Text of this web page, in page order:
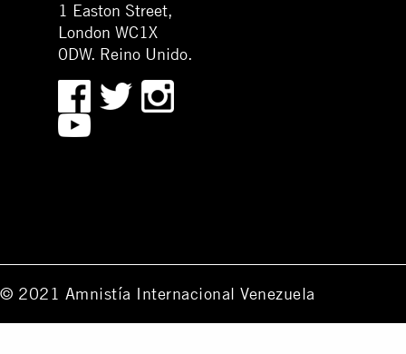
1 Easton Street,
London WC1X
0DW. Reino Unido.
© 2021 Amnistía Internacional Venezuela